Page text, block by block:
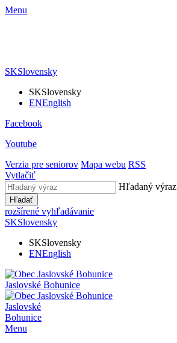
Menu
SKSlovensky
SKSlovensky
ENEnglish
Facebook
Youtube
Verzia pre seniorov Mapa webu RSS
Vytlačiť
Hľadaný výraz
Hľadať
rozšírené vyhľadávanie
SKSlovensky
SKSlovensky
ENEnglish
Jaslovské Bohunice
Jaslovské
Bohunice
Menu